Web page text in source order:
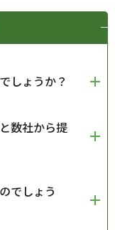
しょうか？
数社から提
でしょう